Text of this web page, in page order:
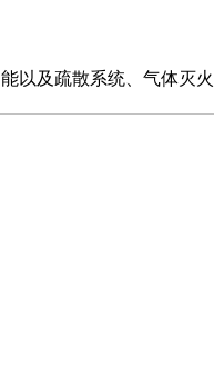
以及疏散系统、气体灭